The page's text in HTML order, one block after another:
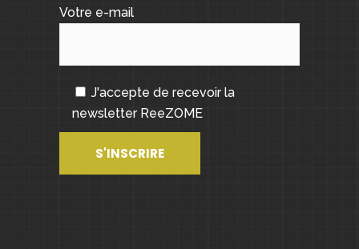
Votre e-mail
J'accepte de recevoir la
newsletter ReeZOME